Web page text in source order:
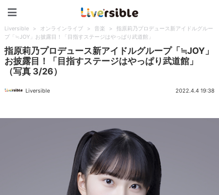
Liversible > オンラインライブ > 音楽 >
指原莉乃プロデュース新アイドルグルー
プ「≒JOY」お披露目！「目指すステージはやっぱり武道館」
指原莉乃プロデュース新アイドルグループ「≒JOY」
お披露目！「目指すステージはやっぱり武道館」
（写真 3/26）
Liversible 2022.4.4 19:38